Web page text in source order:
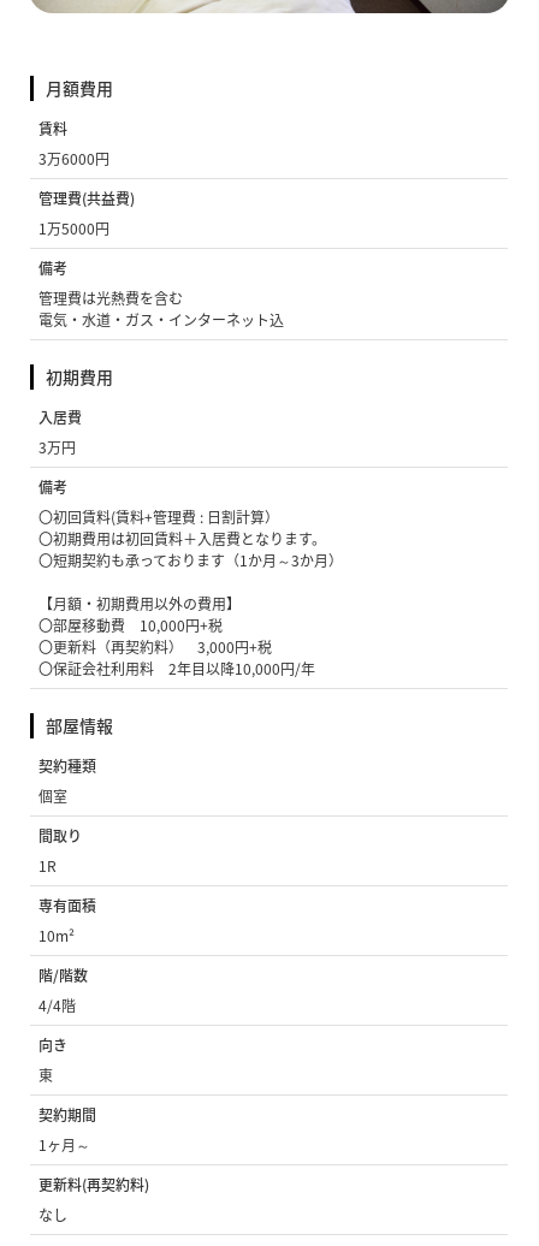
月額費用
賃料
3万6000円
管理費(共益費)
1万5000円
備考
管理費は光熱費を含む
電気・水道・ガス・インターネット込
初期費用
入居費
3万円
備考
〇初回賃料(賃料+管理費 : 日割計算）
〇初期費用は初回賃料＋入居費となります。
〇短期契約も承っております（1か月～3か月）
【月額・初期費用以外の費用】
〇部屋移動費 10,000円+税
〇更新料（再契約料） 3,000円+税
〇保証会社利用料 2年目以降10,000円/年
部屋情報
契約種類
個室
間取り
1R
専有面積
10m²
階/階数
4/4階
向き
東
契約期間
1ヶ月～
更新料(再契約料)
なし